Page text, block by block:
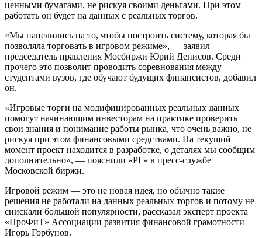
ценными бумагами, не рискуя своими деньгами. При этом
работать он будет на данных с реальных торгов.
«Мы нацелились на то, чтобы построить систему, которая бы
позволяла торговать в игровом режиме», — заявил
председатель правления Мосбиржи Юрий Денисов. Среди
прочего это позволит проводить соревнования между
студентами вузов, где обучают будущих финансистов, добавил
он.
«Игровые торги на модифицированных реальных данных
помогут начинающим инвесторам на практике проверить
свои знания и понимание работы рынка, что очень важно, не
рискуя при этом финансовыми средствами. На текущий
момент проект находится в разработке, о деталях мы сообщим
дополнительно», — пояснили «РГ» в пресс-службе
Московской биржи.
Игровой режим — это не новая идея, но обычно такие
решения не работали на данных реальных торгов и потому не
снискали большой популярности, рассказал эксперт проекта
«ПроФиТ» Ассоциации развития финансовой грамотности
Игорь Горбунов.